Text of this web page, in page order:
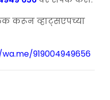
करून व्हाट्सएपच्या
919004949656